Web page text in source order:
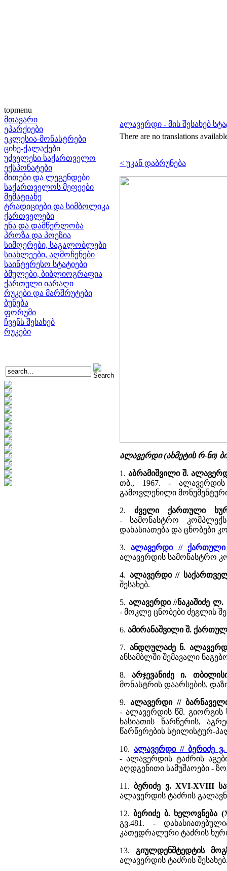
topmenu
მთავარი
ეპარქიები
ეკლესია-მონასტრები
ციხე-ქალაქები
უძველესი საქართველო
ექსპონატები
მითები და ლეგენდები
საქართველოს მეფეები
მემატიანე
ტრადიციები და სიმბოლიკა
ქართველები
ენა და დამწერლობა
პროზა და პოეზია
სიმღერები, საგალობლები
სიახლეები, აღმოჩენები
საინტერესო სტატიები
ბმულები, ბიბლიოგრაფია
ქართული იარაღი
რუკები და მარშრუტები
ბუნება
ფორუმი
ჩვენს შესახებ
რუკები
ალავერდი - მის შესახებ
There are no translations
< უკან დაბრუნება
ალავერდი (ახმეტის რ-ნი)
1. აბრამიშვილი შ.
თბ., 1967. - ალავერდის
გამოვლენილი
2. ძველი ქართული
- სამონასტრო
დახასიათება და ცნობები
3.ალავერდი // ქართული
ალავერდის სამონასტრო
4. ალავერდი //
შესახებ.
5. ალავერდი //ნაკაშიძე ლ.
- მოკლე ცნობები ძეგლის
6. ამირანაშვილი შ.
7. ანდღულაძე ნ.
ანსამბლში შემავალი
8.არჯევანიძე ი.
მონასტრის დაარსების,
9. ალავერდი //
- ალავერდის წმ. გიორგის
ხასიათის წარწერის,
წარწერების სტილისტურ-
10. ალავერდი // ბერიძე
- ალავერდის ტაძრის
აღდგენითი სამუშაოები -
11. ბერიძე ვ. XVI-XVIII
ალავერდის ტაძრის
12.ბერიძე ბ. ხელოვნება
გვ.481. -
კათედრალური ტაძრის
13. გიულდენშტედტის
ალავერდის ტაძრის